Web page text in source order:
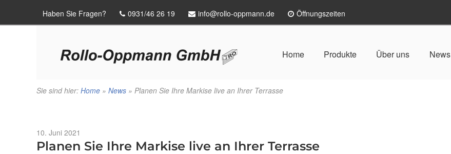
Haben Sie Fragen? 0931/46 26 19 info@rollo-oppmann.de Öffnungszeiten
Home Produkte Über uns News
Sie sind hier: Home » News » Planen Sie Ihre Markise live an Ihrer Terrasse
Veröffentlicht
am
10. Juni 2021
Planen Sie Ihre Markise live an Ihrer Terrasse